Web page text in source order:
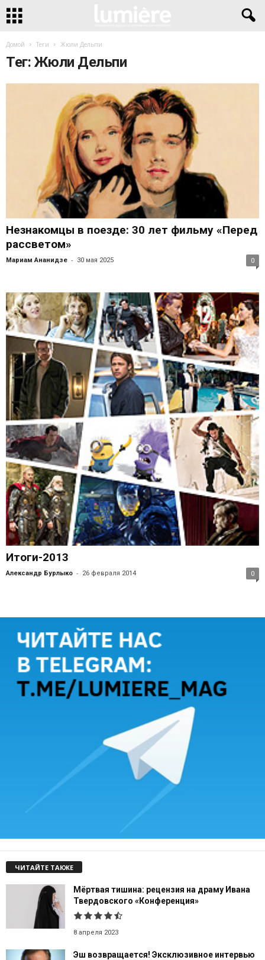
Домой Теги Жюли Дельпи
Тег: Жюли Дельпи
Незнакомцы в поезде: 30 лет фильму «Перед
рассветом»
Мариам Ананидзе - 30 мая 2025 0
Итоги-2013
Александр Бурлыко - 26 февраля 2014 0
ЧИТАЙТЕ ТАКЖЕ
Мёртвая тишина: рецензия на драму Ивана
Твердовского «Конференция»
8 апреля 2023
Эш возвращается! Эксклюзивное интервью